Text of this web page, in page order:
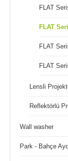
FLAT
FLAT
FLAT
FLAT
Lensli
Reflektörlü
Wall washer
Park - Bahçe